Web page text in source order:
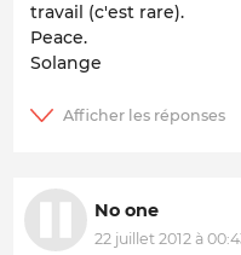
travail (c'est rare).
Peace.
Solange
No one
22 juillet 2012 à